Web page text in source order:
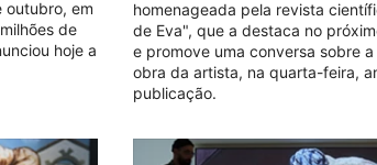
outubro, em
de
hoje a
homenageada pela revista
de Eva", que a destaca no
e promove uma conversa sobre
obra da artista, na quarta-feira,
publicação.